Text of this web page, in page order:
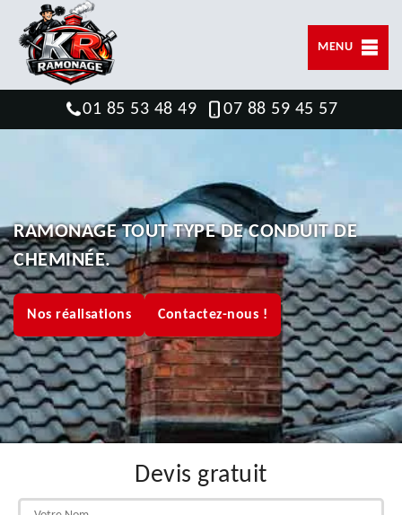
MENU
01 85 53 48 49 07 88 59 45 57
RAMONAGE TOUT TYPE DE CONDUIT DE
CHEMINÉE.
Nos réalisations Contactez-nous !
Devis gratuit